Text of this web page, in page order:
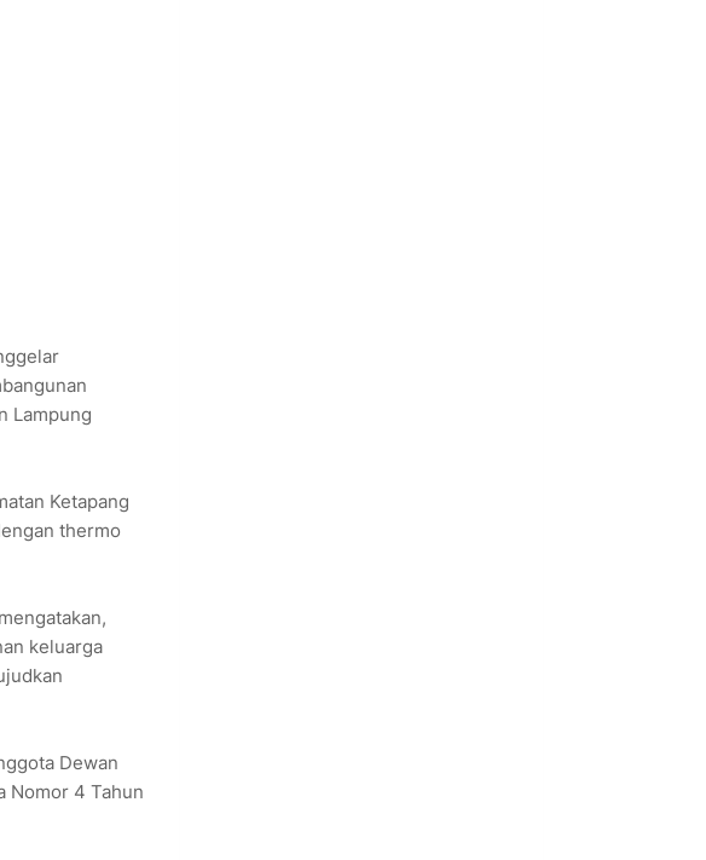
Lampung
Ketapang
thermo
keluarga
Dewan
Nomor 4 Tahun